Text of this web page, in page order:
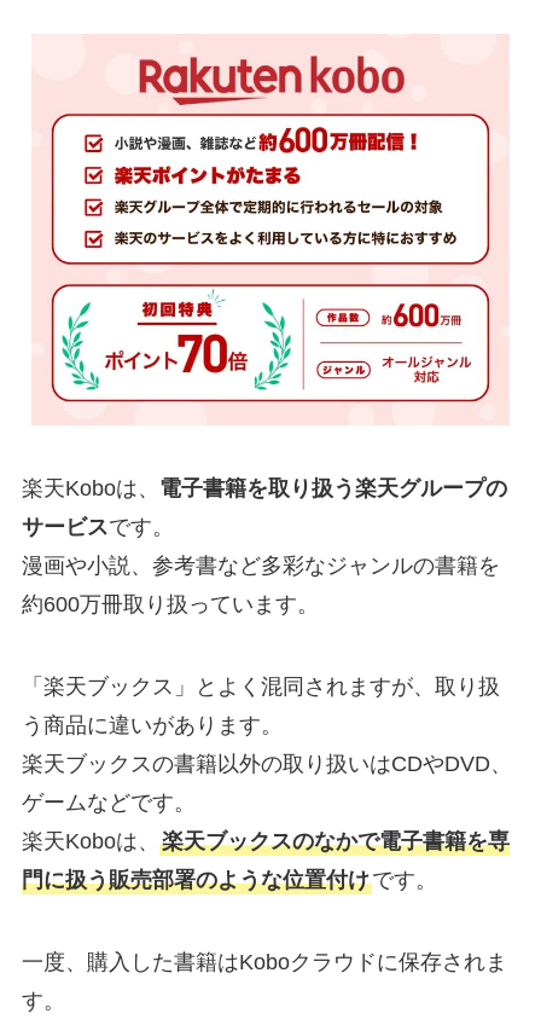
楽天Koboは、 電子書籍を取り扱う楽天グループの
サービスです。
漫画や小説、参考書など多彩なジャンルの書籍を
約600万冊取り扱っています。
「楽天ブックス」とよく混同されますが、取り扱
う商品に違いがあります。
楽天ブックスの書籍以外の取り扱いはCDやDVD、
ゲームなどです。
楽天Koboは、 楽天ブックスのなかで電子書籍を専
門に扱う販売部署のような位置付けです。
一度、購入した書籍はKoboクラウドに保存されま
す。